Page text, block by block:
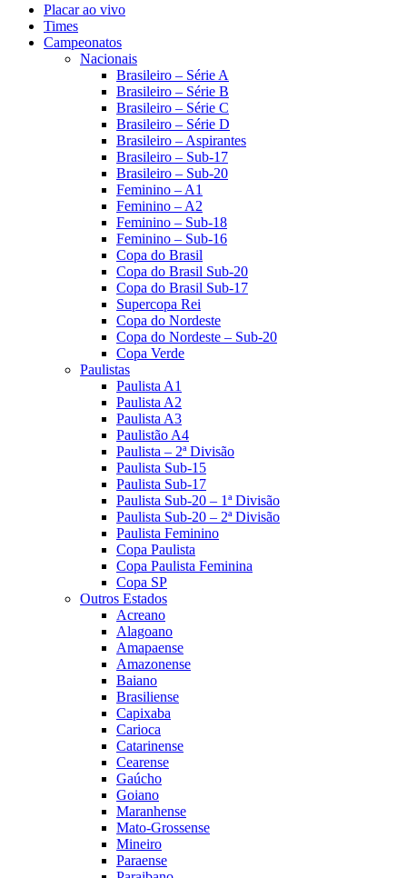
Placar ao vivo
Times
Campeonatos
Nacionais
Brasileiro – Série A
Brasileiro – Série B
Brasileiro – Série C
Brasileiro – Série D
Brasileiro – Aspirantes
Brasileiro – Sub-17
Brasileiro – Sub-20
Feminino – A1
Feminino – A2
Feminino – Sub-18
Feminino – Sub-16
Copa do Brasil
Copa do Brasil Sub-20
Copa do Brasil Sub-17
Supercopa Rei
Copa do Nordeste
Copa do Nordeste – Sub-20
Copa Verde
Paulistas
Paulista A1
Paulista A2
Paulista A3
Paulistão A4
Paulista – 2ª Divisão
Paulista Sub-15
Paulista Sub-17
Paulista Sub-20 – 1ª Divisão
Paulista Sub-20 – 2ª Divisão
Paulista Feminino
Copa Paulista
Copa Paulista Feminina
Copa SP
Outros Estados
Acreano
Alagoano
Amapaense
Amazonense
Baiano
Brasiliense
Capixaba
Carioca
Catarinense
Cearense
Gaúcho
Goiano
Maranhense
Mato-Grossense
Mineiro
Paraense